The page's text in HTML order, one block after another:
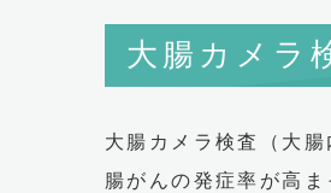
大腸カメラ
大腸カメラ検査（大
腸がんの発症率が高